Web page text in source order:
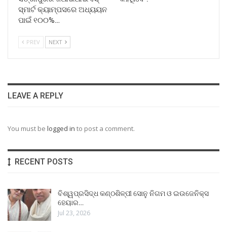
ସ୍ମାର୍ଟ କ୍ୟାମ୍ପସରେ ଅଧ୍ୟୟନ
ପାଇଁ ୧୦୦%…
PREV NEXT
LEAVE A REPLY
You must be logged in to post a comment.
RECENT POSTS
ବିଶ୍ୱପ୍ରସିଦ୍ଧ କଣ୍ଠଶିଳ୍ପୀ ସୋନୁ ନିଗମ ଓ ଇଉଜେନିକ୍ସ
ହେୟାର…
Jul 23, 2026